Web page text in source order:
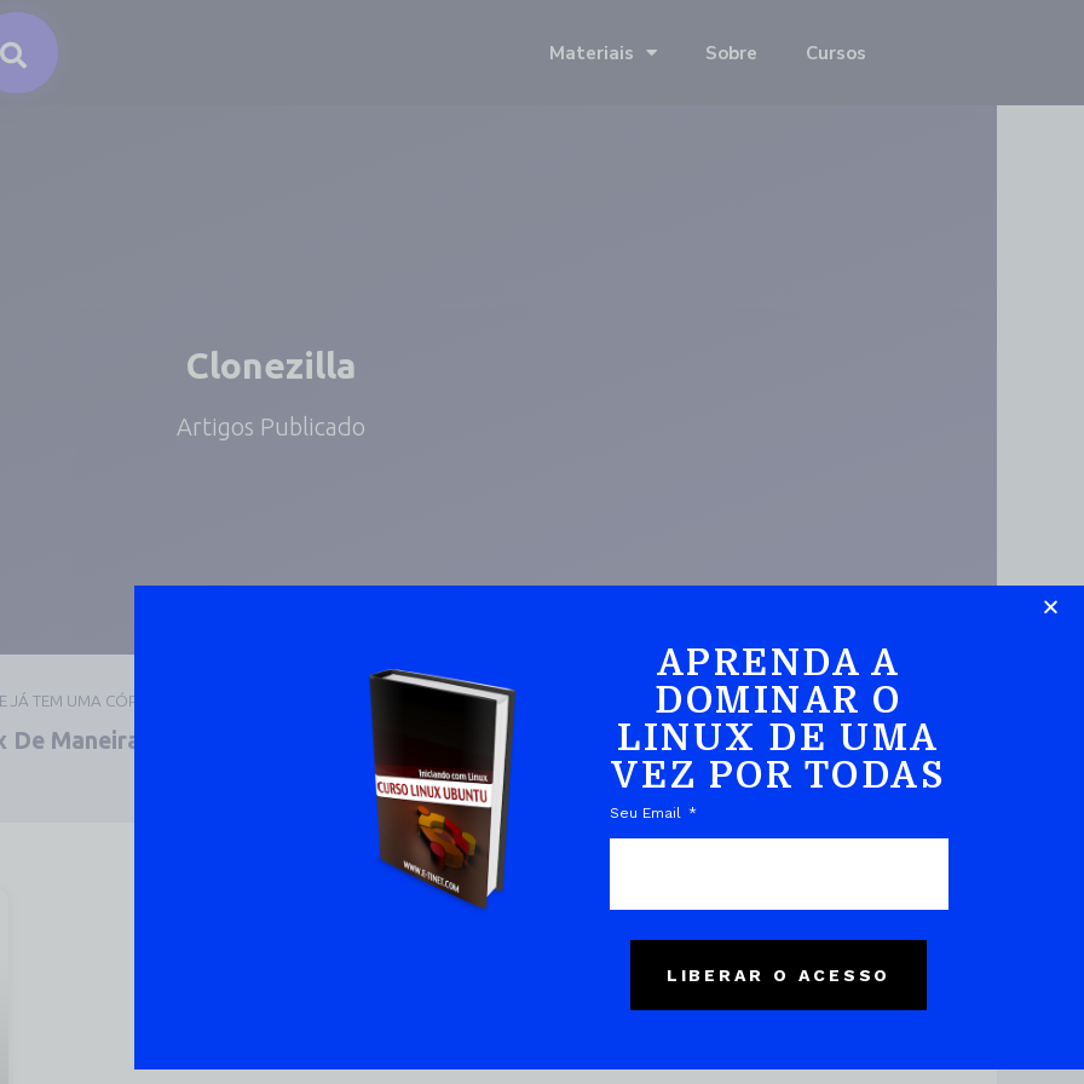
Materiais Sobre Cursos
Clonezilla
Artigos Publicado
JÁ TEM UMA CÓPIA
Maneira Prática E
DOWNLOAD DO EBOOK
APRENDA A
DOMINAR O
LINUX DE UMA
VEZ POR TODAS
Seu Email
LIBERAR O ACESSO